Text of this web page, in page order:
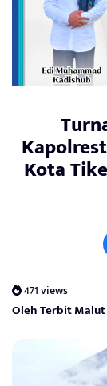
Kota
471 views
Oleh Terbit Malut